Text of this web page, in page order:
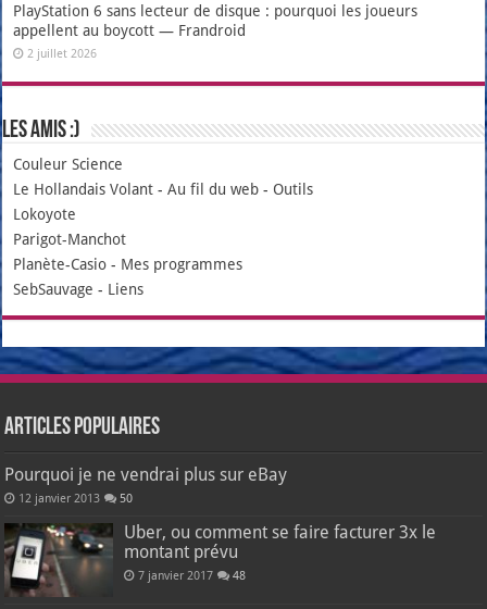
PlayStation 6 sans lecteur de disque : pourquoi les joueurs
appellent au boycott — Frandroid
2 juillet 2026
Les amis :)
Couleur Science
Le Hollandais Volant -Au fil du web - Outils
Lokoyote
Parigot-Manchot
Planète-Casio - Mes programmes
SebSauvage - Liens
Articles populaires
Pourquoi je ne vendrai plus sur eBay
12 janvier 2013 50
Uber, ou comment se faire facturer 3x le
montant prévu
7 janvier 2017 48